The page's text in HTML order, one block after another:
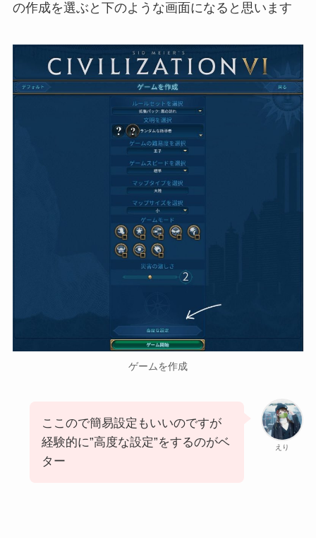
の作成を選ぶと下のような画面になると思います
ゲームを作成
えり
ここので簡易設定もいいのですが
経験的に”高度な設定”をするのがベ
ター